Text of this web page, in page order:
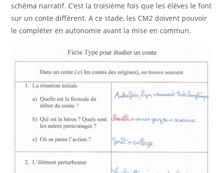
schéma narratif. C’est la troisième fois que les élèves le font
sur un conte différent. A ce stade, les CM2 doivent pouvoir
le compléter en autonomie avant la mise en commun.